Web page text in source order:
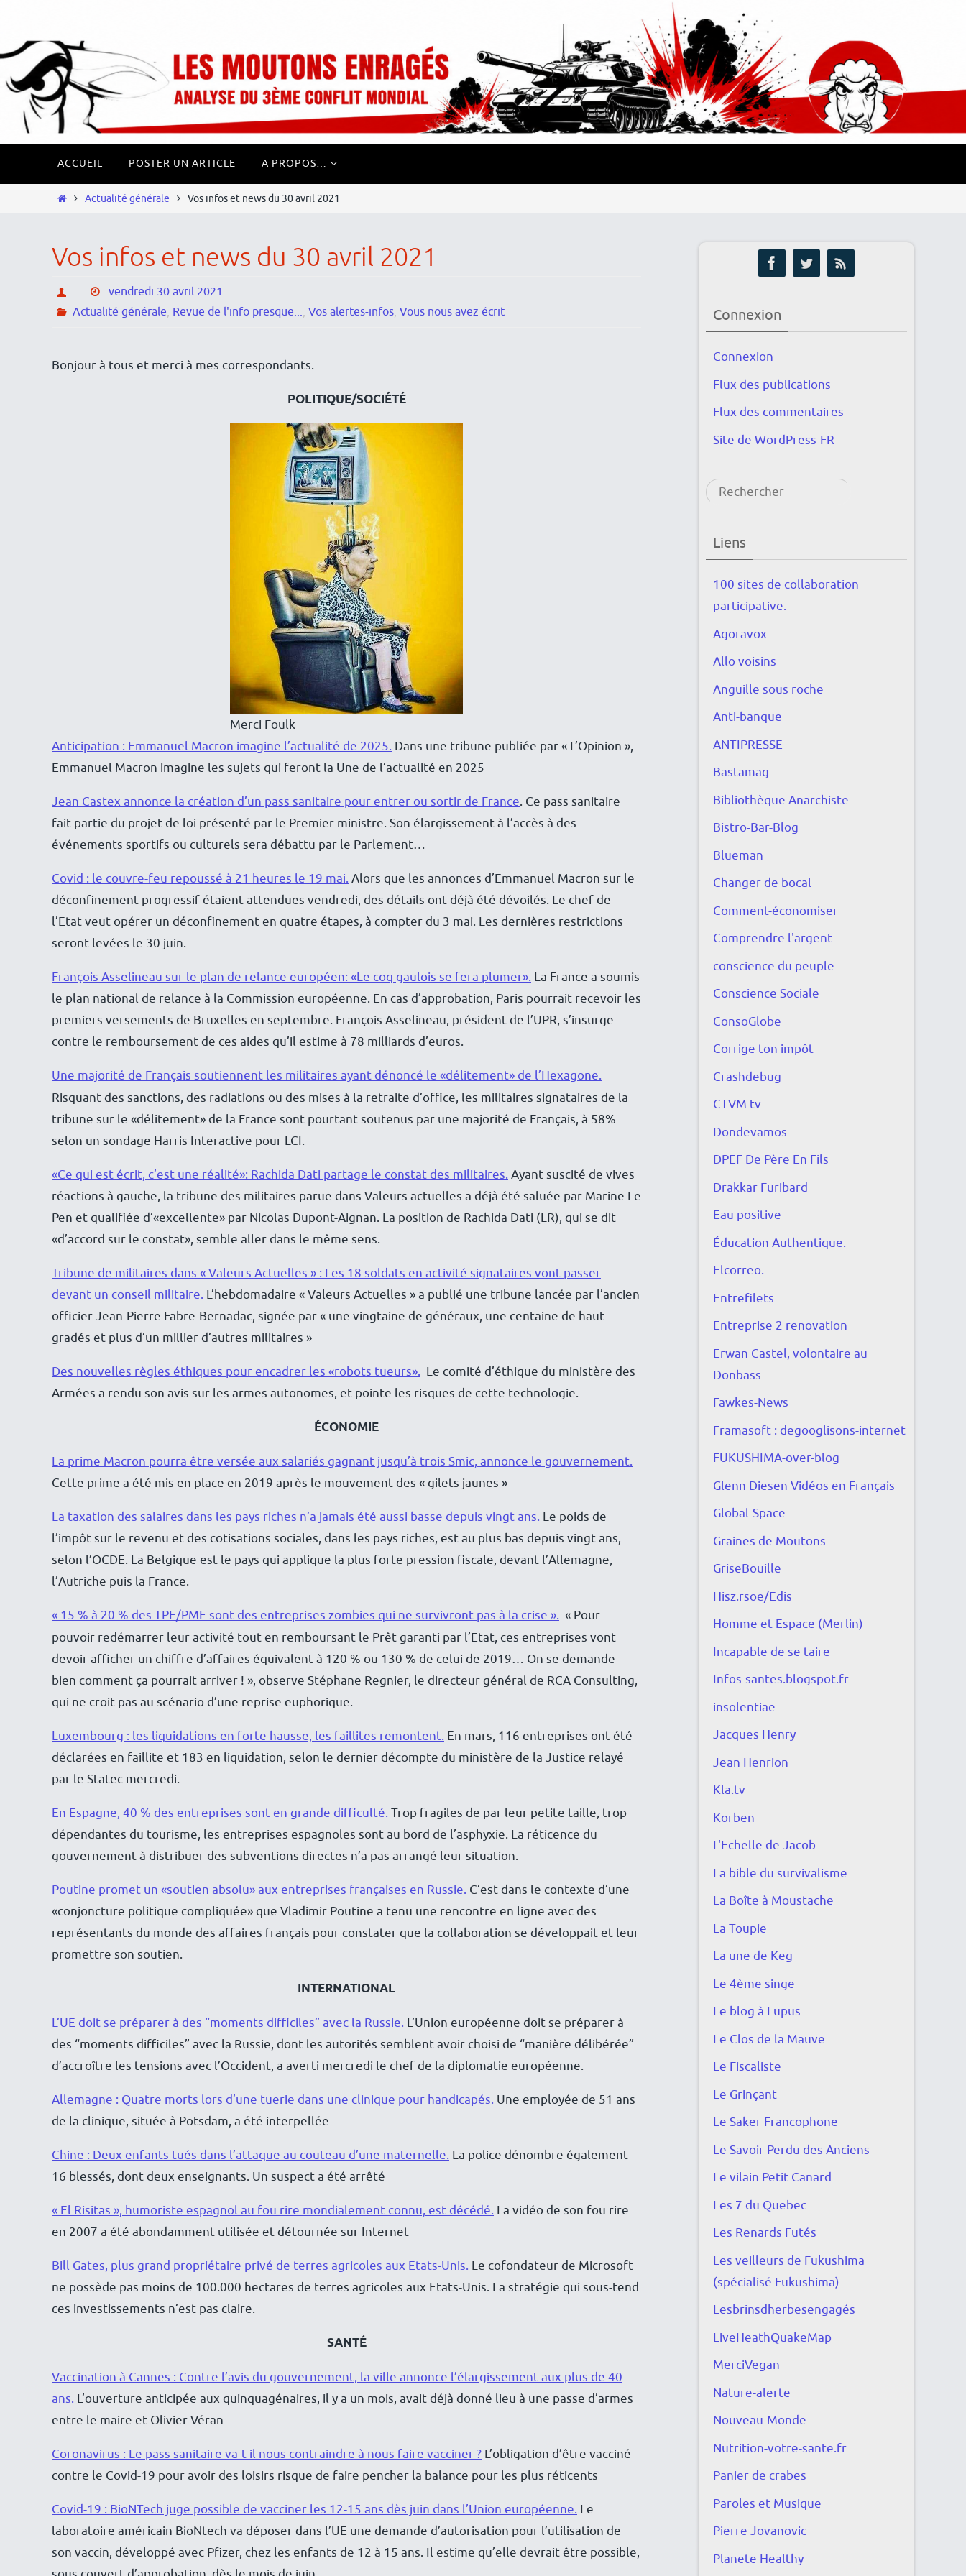
le
contenu
le
ACCUEIL POSTER UN ARTICLE A PROPOS…
HomeActualité générale Vos infos et news du 30 avril 2021
Vos infos et news du 30 avril 2021
.
vendredi 30 avril 2021
Actualité générale, Revue de l'info presque..., Vos alertes-infos, Vous nous avez écrit
Bonjour à tous et merci à mes correspondants.
POLITIQUE/SOCIÉTÉ
Merci Foulk
Anticipation : Emmanuel Macron imagine l’actualité de 2025. Dans une tribune publiée par « L’Opinion »,
Emmanuel Macron imagine les sujets qui feront la Une de l’actualité en 2025
Jean Castex annonce la création d’un pass sanitaire pour entrer ou sortir de France. Ce pass sanitaire
fait partie du projet de loi présenté par le Premier ministre. Son élargissement à l’accès à des
événements sportifs ou culturels sera débattu par le Parlement…
Covid : le couvre-feu repoussé à 21 heures le 19 mai. Alors que les annonces d’Emmanuel Macron sur le
déconfinement progressif étaient attendues vendredi, des détails ont déjà été dévoilés. Le chef de
l’Etat veut opérer un déconfinement en quatre étapes, à compter du 3 mai. Les dernières restrictions
seront levées le 30 juin.
François Asselineau sur le plan de relance européen: «Le coq gaulois se fera plumer». La France a soumis
le plan national de relance à la Commission européenne. En cas d’approbation, Paris pourrait recevoir les
premiers versements de Bruxelles en septembre. François Asselineau, président de l’UPR, s’insurge
contre le remboursement de ces aides qu’il estime à 78 milliards d’euros.
Une majorité de Français soutiennent les militaires ayant dénoncé le «délitement» de l’Hexagone.
Risquant des sanctions, des radiations ou des mises à la retraite d’office, les militaires signataires de la
tribune sur le «délitement» de la France sont pourtant soutenus par une majorité de Français, à 58%
selon un sondage Harris Interactive pour LCI.
«Ce qui est écrit, c’est une réalité»: Rachida Dati partage le constat des militaires. Ayant suscité de vives
réactions à gauche, la tribune des militaires parue dans Valeurs actuelles a déjà été saluée par Marine Le
Pen et qualifiée d’«excellente» par Nicolas Dupont-Aignan. La position de Rachida Dati (LR), qui se dit
«d’accord sur le constat», semble aller dans le même sens.
Tribune de militaires dans « Valeurs Actuelles » : Les 18 soldats en activité signataires vont passer
devant un conseil militaire. L’hebdomadaire « Valeurs Actuelles » a publié une tribune lancée par l’ancien
officier Jean-Pierre Fabre-Bernadac, signée par « une vingtaine de généraux, une centaine de haut
gradés et plus d’un millier d’autres militaires »
Des nouvelles règles éthiques pour encadrer les «robots tueurs». Le comité d’éthique du ministère des
Armées a rendu son avis sur les armes autonomes, et pointe les risques de cette technologie.
ÉCONOMIE
La prime Macron pourra être versée aux salariés gagnant jusqu’à trois Smic, annonce le gouvernement.
Cette prime a été mis en place en 2019 après le mouvement des « gilets jaunes »
La taxation des salaires dans les pays riches n’a jamais été aussi basse depuis vingt ans. Le poids de
l’impôt sur le revenu et des cotisations sociales, dans les pays riches, est au plus bas depuis vingt ans,
selon l’OCDE. La Belgique est le pays qui applique la plus forte pression fiscale, devant l’Allemagne,
l’Autriche puis la France.
« 15 % à 20 % des TPE/PME sont des entreprises zombies qui ne survivront pas à la crise ». « Pour
pouvoir redémarrer leur activité tout en remboursant le Prêt garanti par l’Etat, ces entreprises vont
devoir afficher un chiffre d’affaires équivalent à 120 % ou 130 % de celui de 2019… On se demande
bien comment ça pourrait arriver ! », observe Stéphane Regnier, le directeur général de RCA Consulting,
qui ne croit pas au scénario d’une reprise euphorique.
Luxembourg : les liquidations en forte hausse, les faillites remontent. En mars, 116 entreprises ont été
déclarées en faillite et 183 en liquidation, selon le dernier décompte du ministère de la Justice relayé
par le Statec mercredi.
En Espagne, 40 % des entreprises sont en grande difficulté. Trop fragiles de par leur petite taille, trop
dépendantes du tourisme, les entreprises espagnoles sont au bord de l’asphyxie. La réticence du
gouvernement à distribuer des subventions directes n’a pas arrangé leur situation.
Poutine promet un «soutien absolu» aux entreprises françaises en Russie. C’est dans le contexte d’une
«conjoncture politique compliquée» que Vladimir Poutine a tenu une rencontre en ligne avec des
représentants du monde des affaires français pour constater que la collaboration se développait et leur
promettre son soutien.
INTERNATIONAL
L’UE doit se préparer à des “moments difficiles” avec la Russie. L’Union européenne doit se préparer à
des “moments difficiles” avec la Russie, dont les autorités semblent avoir choisi de “manière délibérée”
d’accroître les tensions avec l’Occident, a averti mercredi le chef de la diplomatie européenne.
Allemagne : Quatre morts lors d’une tuerie dans une clinique pour handicapés. Une employée de 51 ans
de la clinique, située à Potsdam, a été interpellée
Chine : Deux enfants tués dans l’attaque au couteau d’une maternelle. La police dénombre également
16 blessés, dont deux enseignants. Un suspect a été arrêté
« El Risitas », humoriste espagnol au fou rire mondialement connu, est décédé. La vidéo de son fou rire
en 2007 a été abondamment utilisée et détournée sur Internet
Bill Gates, plus grand propriétaire privé de terres agricoles aux Etats-Unis. Le cofondateur de Microsoft
ne possède pas moins de 100.000 hectares de terres agricoles aux Etats-Unis. La stratégie qui sous-tend
ces investissements n’est pas claire.
SANTÉ
Vaccination à Cannes : Contre l’avis du gouvernement, la ville annonce l’élargissement aux plus de 40
ans. L’ouverture anticipée aux quinquagénaires, il y a un mois, avait déjà donné lieu à une passe d’armes
entre le maire et Olivier Véran
Coronavirus : Le pass sanitaire va-t-il nous contraindre à nous faire vacciner ? L’obligation d’être vacciné
contre le Covid-19 pour avoir des loisirs risque de faire pencher la balance pour les plus réticents
Covid-19 : BioNTech juge possible de vacciner les 12-15 ans dès juin dans l’Union européenne. Le
laboratoire américain BioNtech va déposer dans l’UE une demande d’autorisation pour l’utilisation de
son vaccin, développé avec Pfizer, chez les enfants de 12 à 15 ans. Il estime qu’elle devrait être possible,
Connexion
Connexion
Flux des publications
Flux des commentaires
Site de WordPress-FR
Rechercher
Liens
100 sites de collaboration
participative.
Agoravox
Allo voisins
Anguille sous roche
Anti-banque
ANTIPRESSE
Bastamag
Bibliothèque Anarchiste
Bistro-Bar-Blog
Blueman
Changer de bocal
Comment-économiser
Comprendre l'argent
conscience du peuple
Conscience Sociale
ConsoGlobe
Corrige ton impôt
Crashdebug
CTVM tv
Dondevamos
DPEF De Père En Fils
Drakkar Furibard
Eau positive
Éducation Authentique.
Elcorreo.
Entrefilets
Entreprise 2 renovation
Erwan Castel, volontaire au
Donbass
Fawkes-News
Framasoft : degooglisons-internet
FUKUSHIMA-over-blog
Glenn Diesen Vidéos en Français
Global-Space
Graines de Moutons
GriseBouille
Hisz.rsoe/Edis
Homme et Espace (Merlin)
Incapable de se taire
Infos-santes.blogspot.fr
insolentiae
Jacques Henry
Jean Henrion
Kla.tv
Korben
L'Echelle de Jacob
La bible du survivalisme
La Boîte à Moustache
La Toupie
La une de Keg
Le 4ème singe
Le blog à Lupus
Le Clos de la Mauve
Le Fiscaliste
Le Grinçant
Le Saker Francophone
Le Savoir Perdu des Anciens
Le vilain Petit Canard
Les 7 du Quebec
Les Renards Futés
Les veilleurs de Fukushima
(spécialisé Fukushima)
Lesbrinsdherbesengagés
LiveHeathQuakeMap
MerciVegan
Nature-alerte
Nouveau-Monde
Nutrition-votre-sante.fr
Panier de crabes
Paroles et Musique
Pierre Jovanovic
Planete Healthy